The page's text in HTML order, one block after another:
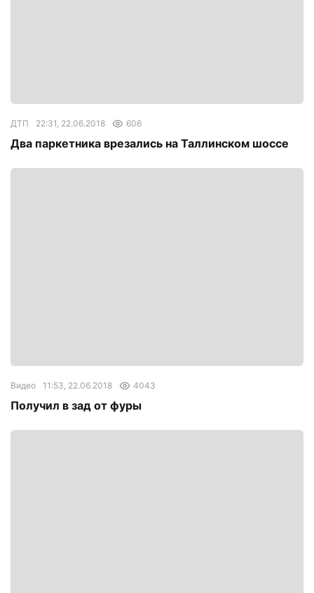
ДТП 22:31, 22.06.2018 606
Два паркетника врезались на Таллинском шоссе
Видео 11:53, 22.06.2018 4043
Получил в зад от фуры